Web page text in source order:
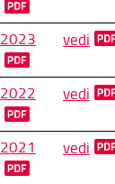
2023 vedi
2022 vedi
2021 vedi